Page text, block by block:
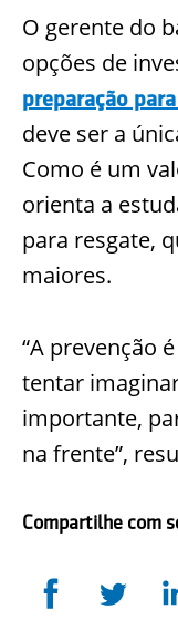
O gerente do
opções de
preparação
deve ser a
Como é um
orienta a
para resgate,
maiores.
“A prevenção
tentar
importante,
na frente”,
Compartilhe com